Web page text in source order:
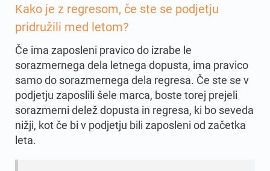
Kako je z regresom, če ste se podjetju
pridružili med letom?
Če ima zaposleni pravico do izrabe le
sorazmernega dela letnega dopusta, ima pravico
samo do sorazmernega dela regresa. Če ste se v
podjetju zaposlili šele marca, boste torej prejeli
sorazmerni delež dopusta in regresa, ki bo seveda
nižji, kot če bi v podjetju bili zaposleni od začetka
leta.